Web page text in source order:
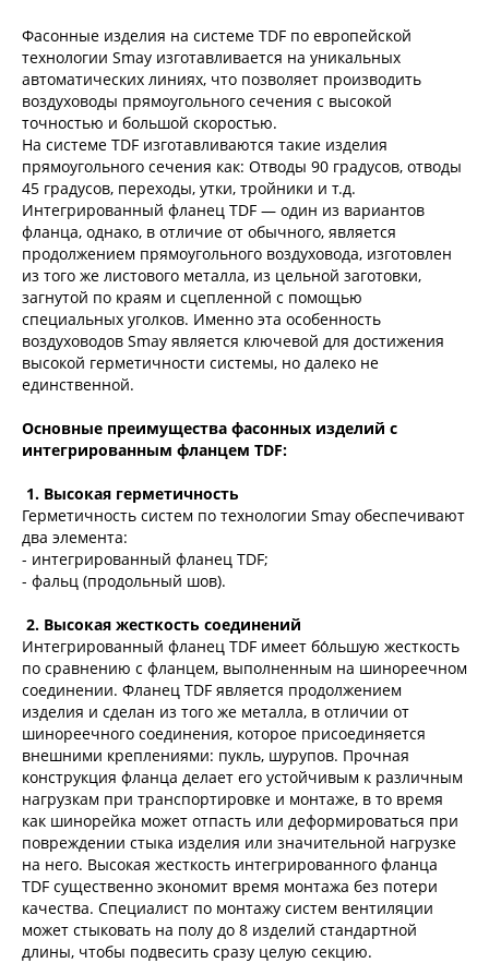
Фасонные изделия на системе TDF по европейской
технологии Smay изготавливается на уникальных
автоматических линиях, что позволяет производить
воздуховоды прямоугольного сечения с высокой
точностью и большой скоростью.
На системе TDF изготавливаются такие изделия
прямоугольного сечения как: Отводы 90 градусов, отводы
45 градусов, переходы, утки, тройники и т.д.
Интегрированный фланец TDF — один из вариантов
фланца, однако, в отличие от обычного, является
продолжением прямоугольного воздуховода, изготовлен
из того же листового металла, из цельной заготовки,
загнутой по краям и сцепленной с помощью
специальных уголков. Именно эта особенность
воздуховодов Smay является ключевой для достижения
высокой герметичности системы, но далеко не
единственной.
Основные преимущества фасонных изделий с
интегрированным фланцем TDF:
1. Высокая герметичность
Герметичность систем по технологии Smay обеспечивают
два элемента:
- интегрированный фланец TDF;
- фальц (продольный шов).
2. Высокая жесткость соединений
Интегрированный фланец TDF имеет бо́льшую жесткость
по сравнению с фланцем, выполненным на шинореечном
соединении. Фланец TDF является продолжением
изделия и сделан из того же металла, в отличии от
шинореечного соединения, которое присоединяется
внешними креплениями: пукль, шурупов. Прочная
конструкция фланца делает его устойчивым к различным
нагрузкам при транспортировке и монтаже, в то время
как шинорейка может отпасть или деформироваться при
повреждении стыка изделия или значительной нагрузке
на него. Высокая жесткость интегрированного фланца
TDF существенно экономит время монтажа без потери
качества. Специалист по монтажу систем вентиляции
может стыковать на полу до 8 изделий стандартной
длины, чтобы подвесить сразу целую секцию.